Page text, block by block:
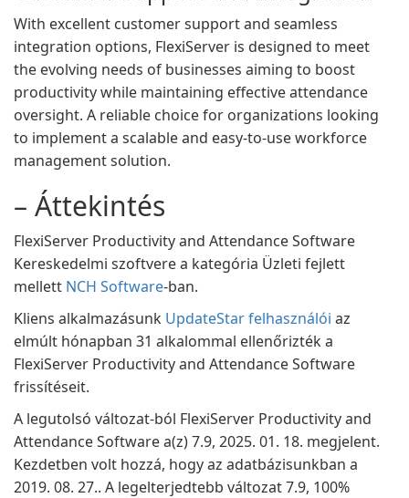
With excellent customer support and seamless
integration options, FlexiServer is designed to meet
the evolving needs of businesses aiming to boost
productivity while maintaining effective attendance
oversight. A reliable choice for organizations looking
to implement a scalable and easy-to-use workforce
management solution.
– Áttekintés
FlexiServer Productivity and Attendance Software
Kereskedelmi szoftvere a kategória Üzleti fejlett
mellett NCH Software-ban.
Kliens alkalmazásunk UpdateStar felhasználói az
elmúlt hónapban 31 alkalommal ellenőrizték a
FlexiServer Productivity and Attendance Software
frissítéseit.
A legutolsó változat-ból FlexiServer Productivity and
Attendance Software a(z) 7.9, 2025. 01. 18. megjelent.
Kezdetben volt hozzá, hogy az adatbázisunkban a
2019. 08. 27.. A legelterjedtebb változat 7.9, 100%